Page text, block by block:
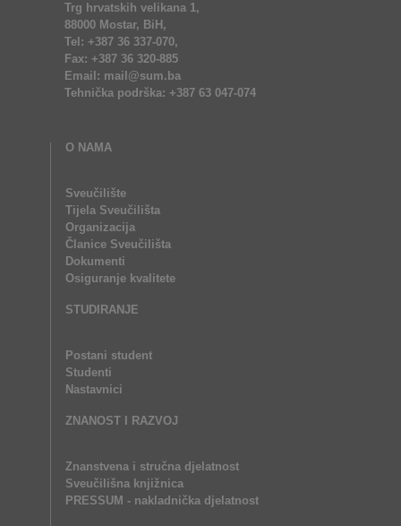
Trg hrvatskih velikana 1,
88000 Mostar, BiH,
Tel: +387 36 337-070,
Fax: +387 36 320-885
Email: mail@sum.ba
Tehnička podrška: +387 63 047-074
O NAMA
Sveučilište
Tijela Sveučilišta
Organizacija
Članice Sveučilišta
Dokumenti
Osiguranje kvalitete
STUDIRANJE
Postani student
Studenti
Nastavnici
ZNANOST I RAZVOJ
Znanstvena i stručna djelatnost
Sveučilišna knjižnica
PRESSUM - nakladnička djelatnost